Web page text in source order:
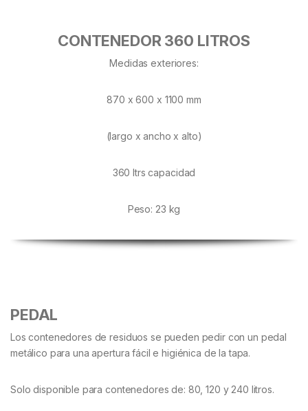
CONTENEDOR 360 LITROS
Medidas exteriores:
870 x 600 x 1100 mm
(largo x ancho x alto)
360 ltrs capacidad
Peso: 23 kg
PEDAL
Los contenedores de residuos se pueden pedir con un pedal
metálico para una apertura fácil e higiénica de la tapa.
Solo disponible para contenedores de: 80, 120 y 240 litros.